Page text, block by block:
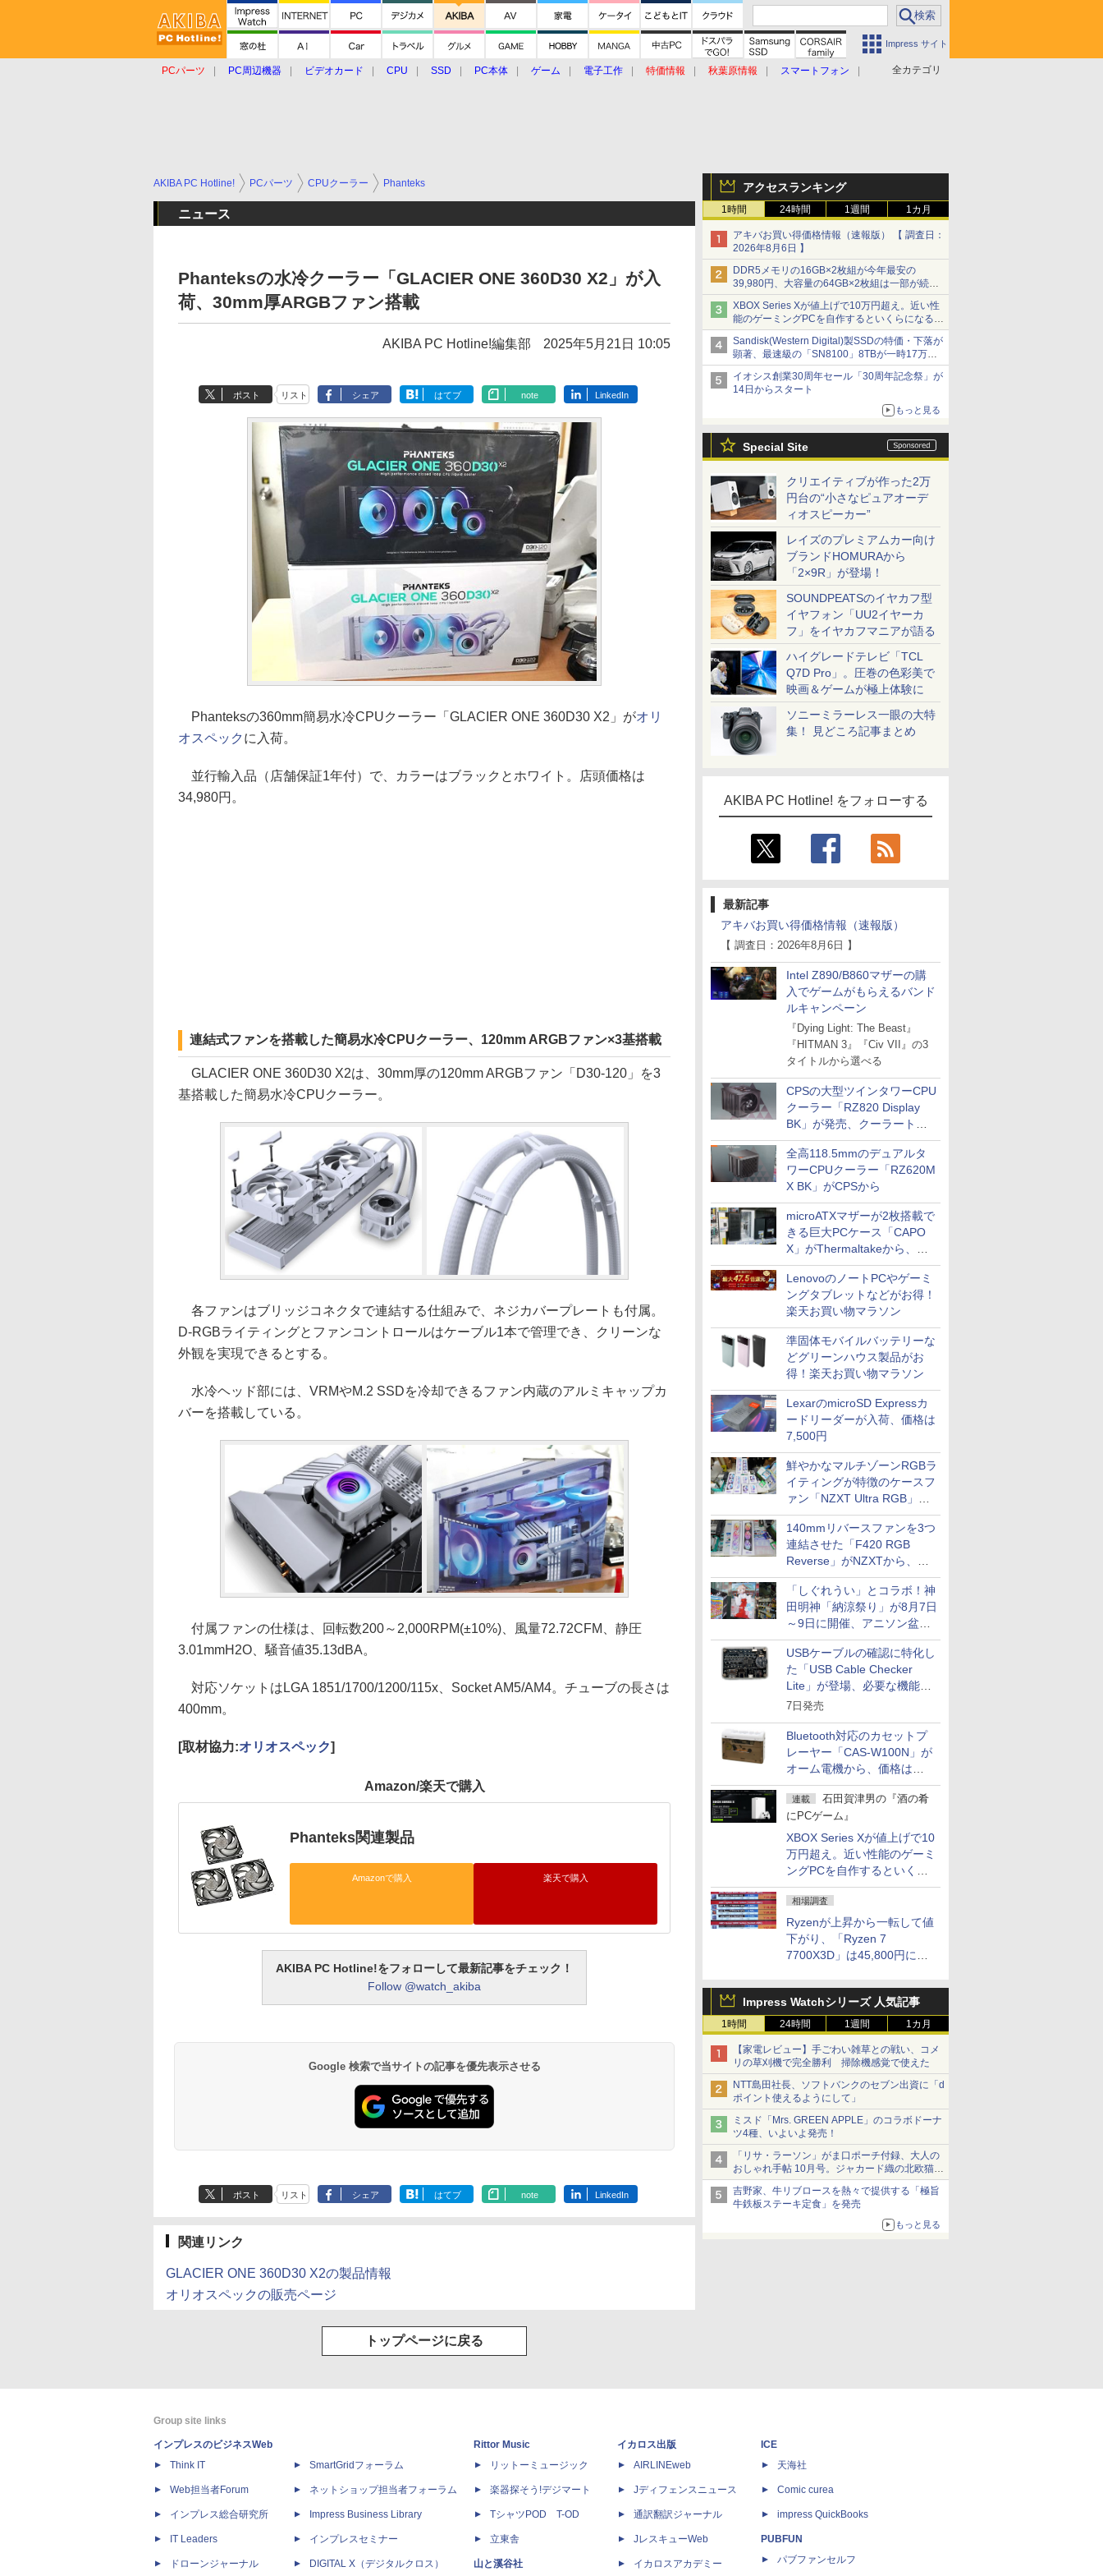
Impress サイト
全カテゴリ
PCパーツ PC周辺機器 ビデオカード CPU SSD PC本体 ゲーム 電子工作 特価情報 秋葉原情報
スマートフォン
アクセスランキング
1時間 24時間 1週間 1カ月
アキバお買い得価格情報（速報版） 【 調査日：
2026年8月6日 】
DDR5メモリの16GB×2枚組が今年最安の
39,980円、大容量の64GB×2枚組は一部が続騰
[8月前半のメモリ価格]
XBOX Series Xが値上げで10万円超え。近い性
能のゲーミングPCを自作するといくらになる？
【石田賀津男の『酒の肴にPCゲーム』】
Sandisk(Western Digital)製SSDの特価・下落が
顕著、最速級の「SN8100」8TBが一時17万円
割れ [8月前半のSSD価格]
イオシス創業30周年セール「30周年記念祭」が
14日からスタート
もっと見る
Special Site
クリエイティブが作った2万
円台の“小さなピュアオーデ
ィオスピーカー”
レイズのプレミアムカー向け
ブランドHOMURAから
「2×9R」が登場！
SOUNDPEATSのイヤカフ型
イヤフォン「UU2イヤーカ
フ」をイヤカフマニアが語る
ハイグレードテレビ「TCL
Q7D Pro」。圧巻の色彩美で
映画＆ゲームが極上体験に
ソニーミラーレス一眼の大特
集！ 見どころ記事まとめ
AKIBA PC Hotline! をフォローする
最新記事
アキバお買い得価格情報（速報版）
【 調査日：2026年8月6日 】
Intel Z890/B860マザーの購
入でゲームがもらえるバンド
ルキャンペーン
『Dying Light: The Beast』
『HITMAN 3』『Civ VII』の3
タイトルから選べる
CPSの大型ツインタワーCPU
クーラー「RZ820 Display
BK」が発売、クーラートッ
プに5インチ液晶搭載
全高118.5mmのデュアルタ
ワーCPUクーラー「RZ620M
X BK」がCPSから
microATXマザーが2枚搭載で
きる巨大PCケース「CAPO
X」がThermaltakeから、カ
ラーは2色
LenovoのノートPCやゲーミ
ングタブレットなどがお得！
楽天お買い物マラソン
準固体モバイルバッテリーな
どグリーンハウス製品がお
得！楽天お買い物マラソン
LexarのmicroSD Expressカ
ードリーダーが入荷、価格は
7,500円
鮮やかなマルチゾーンRGBラ
イティングが特徴のケースフ
ァン「NZXT Ultra RGB」が
発売、計8製品
140mmリバースファンを3つ
連結させた「F420 RGB
Reverse」がNZXTから、単
一フレーム採用
「しぐれうい」とコラボ！神
田明神「納涼祭り」が8月7日
～9日に開催、アニソン盆踊
りや屋台グルメなどもあり
USBケーブルの確認に特化し
た「USB Cable Checker
Lite」が登場、必要な機能を
凝縮しコンパクトに
7日発売
Bluetooth対応のカセットプ
レーヤー「CAS-W100N」が
オーム電機から、価格は
5,940円
連載
石田賀津男の『酒の肴
にPCゲーム』
XBOX Series Xが値上げで10
万円超え。近い性能のゲーミ
ングPCを自作するといくら
になる？
相場調査
Ryzenが上昇から一転して値
下がり、「Ryzen 7
7700X3D」は45,800円に急
との価格逆転解消 [8月前半の
CPU価格]
Impress Watchシリーズ 人気記事
1時間 24時間 1週間 1カ月
【家電レビュー】手ごわい雑草との戦い、コメ
リの草刈機で完全勝利 掃除機感覚で使えた
NTT島田社長、ソフトバンクのセブン出資に「d
ポイント使えるようにして」
ミスド「Mrs. GREEN APPLE」のコラボドーナ
ツ4種、いよいよ発売！
「リサ・ラーソン」がま口ポーチ付録、大人の
おしゃれ手帖 10月号。ジャカード織の北欧猫デ
ザイン
吉野家、牛リブロースを熱々で提供する「極旨
牛鉄板ステーキ定食」を発売
もっと見る
AKIBA PC Hotline! PCパーツ CPUクーラー Phanteks
ニュース
Phanteksの水冷クーラー「GLACIER ONE 360D30 X2」が入
荷、30mm厚ARGBファン搭載
AKIBA PC Hotline!編集部 2025年5月21日 10:05
ポスト リスト シェア はてブ note LinkedIn
Phanteksの360mm簡易水冷CPUクーラー「GLACIER ONE 360D30 X2」がオリ
オスペック に入荷。
並行輸入品（店舗保証1年付）で、カラーはブラックとホワイト。店頭価格は
34,980円。
連結式ファンを搭載した簡易水冷CPUクーラー、120mm ARGBファン×3基搭載
GLACIER ONE 360D30 X2は、30mm厚の120mm ARGBファン「D30-120」を3
基搭載した簡易水冷CPUクーラー。
各ファンはブリッジコネクタで連結する仕組みで、ネジカバープレートも付属。
D-RGBライティングとファンコントロールはケーブル1本で管理でき、クリーンな
外観を実現できるとする。
水冷ヘッド部には、VRMやM.2 SSDを冷却できるファン内蔵のアルミキャップカ
バーを搭載している。
付属ファンの仕様は、回転数200～2,000RPM(±10%)、風量72.72CFM、静圧
3.01mmH2O、騒音値35.13dBA。
対応ソケットはLGA 1851/1700/1200/115x、Socket AM5/AM4。チューブの長さは
400mm。
[取材協力:オリオスペック]
Amazon/楽天で購入
Phanteks関連製品
Amazonで購入 楽天で購入
AKIBA PC Hotline!をフォローして最新記事をチェック！
Follow @watch_akiba
Google 検索で当サイトの記事を優先表示させる
ポスト リスト シェア はてブ note LinkedIn
関連リンク
GLACIER ONE 360D30 X2の製品情報
オリオスペックの販売ページ
トップページに戻る
Group site links
インプレスのビジネスWeb
Think IT
Web担当者Forum
インプレス総合研究所
IT Leaders
ドローンジャーナル
SmartGridフォーラム
ネットショップ担当者フォーラム
Impress Business Library
インプレスセミナー
DIGITAL X（デジタルクロス）
Rittor Music
リットーミュージック
楽器探そう!デジマート
TシャツPOD T-OD
立東舎
山と溪谷社
イカロス出版
AIRLINEweb
Jディフェンスニュース
通訳翻訳ジャーナル
JレスキューWeb
イカロスアカデミー
ICE
天海社
Comic curea
impress QuickBooks
PUBFUN
パブファンセルフ